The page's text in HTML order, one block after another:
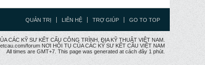
QUẢN TRỊ LIÊN HỆ TRỢ GIÚP GO TO TOP
CÁC KỸ SƯ KẾT CẤU CÔNG TRÌNH, ĐỊA KỸ THUẬT VIỆT NAM.
forum NƠI HỘI TỤ CỦA CÁC KỸ SƯ KẾT CÂU VIỆT NAM
All times are GMT+7. This page was generated at cách đây 1 phút.